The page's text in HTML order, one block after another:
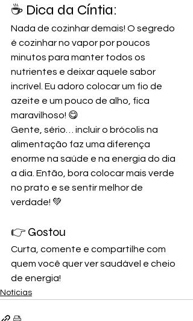
☕ Dica da Cíntia:
Nada de cozinhar demais! O segredo
é cozinhar no vapor por poucos
minutos para manter todos os
nutrientes e deixar aquele sabor
incrível. Eu adoro colocar um fio de
azeite e um pouco de alho, fica
maravilhoso! 😋
Gente, sério… incluir o brócolis na
alimentação faz uma diferença
enorme na saúde e na energia do dia
a dia. Então, bora colocar mais verde
no prato e se sentir melhor de
verdade! 💚
👉 Gostou
Curta, comente e compartilhe com
quem você quer ver saudável e cheio
de energia!
Notícias